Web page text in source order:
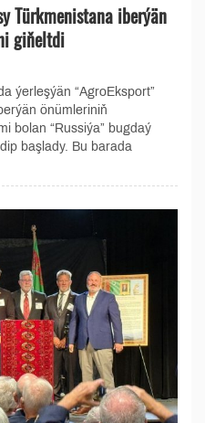
Türkmenistana iberýän
giňeltdi
ýerleşýän “AgroEksport”
önümleriniň
bolan “Russiýa” bugdaý
başlady. Bu barada